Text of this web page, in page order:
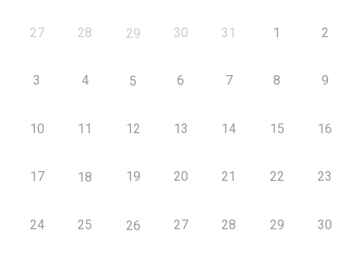
27 28 29 30 31 1 2
3 4 5 6 7 8 9
10 11 12 13 14 15 16
17 18 19 20 21 22 23
24 25 26 27 28 29 30